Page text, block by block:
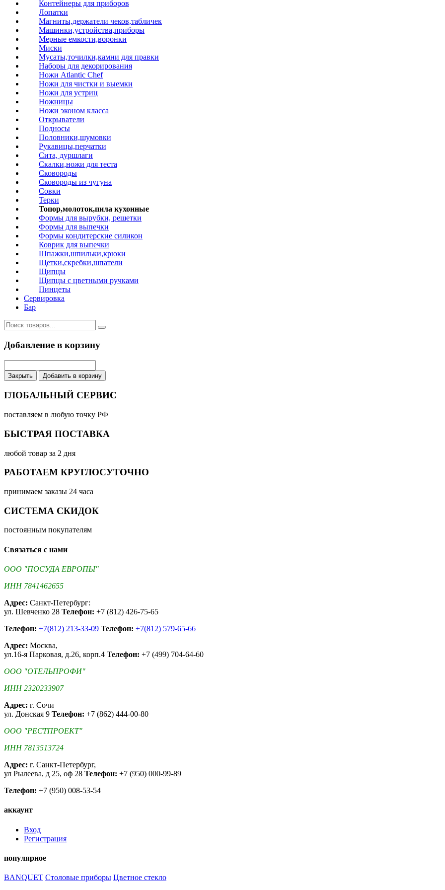
Контейнеры для приборов
Лопатки
Магниты,держатели чеков,табличек
Машинки,устройства,приборы
Мерные емкости,воронки
Миски
Мусаты,точилки,камни для правки
Наборы для декорирования
Ножи Atlantic Chef
Ножи для чистки и выемки
Ножи для устриц
Ножницы
Ножи эконом класса
Открыватели
Подносы
Половники,шумовки
Рукавицы,перчатки
Сита, дуршлаги
Скалки,ножи для теста
Сковороды
Сковороды из чугуна
Совки
Терки
Топор,молоток,пила кухонные
Формы для вырубки, решетки
Формы для выпечки
Формы кондитерские силикон
Коврик для выпечки
Шпажки,шпильки,крюки
Щетки,скребки,шпатели
Щипцы
Щипцы с цветными ручками
Пинцеты
Сервировка
Бар
Добавление в корзину
Закрыть Добавить в корзину
ГЛОБАЛЬНЫЙ СЕРВИС
поставляем в любую точку РФ
БЫСТРАЯ ПОСТАВКА
любой товар за 2 дня
РАБОТАЕМ КРУГЛОСУТОЧНО
принимаем заказы 24 часа
СИСТЕМА СКИДОК
постоянным покупателям
Связаться с нами
ООО "ПОСУДА ЕВРОПЫ"
ИНН 7841462655
Адрес: Санкт-Петербург:
ул. Шевченко 28 Телефон: +7 (812) 426-75-65
Телефон: +7(812) 213-33-09 Телефон: +7(812) 579-65-66
Адрес: Москва,
ул.16-я Парковая, д.26, корп.4 Телефон: +7 (499) 704-64-60
ООО "ОТЕЛЬПРОФИ"
ИНН 2320233907
Адрес: г. Сочи
ул. Донская 9 Телефон: +7 (862) 444-00-80
ООО "РЕСТПРОЕКТ"
ИНН 7813513724
Адрес: г. Санкт-Петербург,
ул Рылеева, д 25, оф 28 Телефон: +7 (950) 000-99-89
Телефон: +7 (950) 008-53-54
аккаунт
Вход
Регистрация
популярное
BANQUET Столовые приборы Цветное стекло